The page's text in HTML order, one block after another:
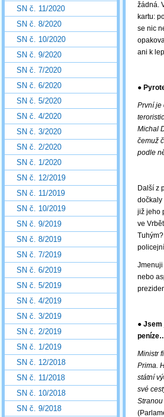
žádná.
kartu:
se nic
ani k
●
První je
Michal
čemuž
podle
Další z
dočkaly
již jeho
ve
Jmenuji
nebo
● Jsem
Ministr
Prima.
státní
své
SN č. 11/2020
SN č. 8/2020
SN č. 10/2020
SN č. 9/2020
SN č. 7/2020
SN č. 6/2020
SN č. 5/2020
SN č. 4/2020
SN č. 3/2020
SN č. 2/2020
SN č. 1/2020
SN č. 12/2019
SN č. 11/2019
SN č. 10/2019
SN č. 9/2019
SN č. 8/2019
SN č. 7/2019
SN č. 6/2019
SN č. 5/2019
SN č. 4/2019
SN č. 3/2019
SN č. 2/2019
SN č. 1/2019
SN č. 12/2018
SN č. 11/2018
SN č. 10/2018
SN č. 9/2018